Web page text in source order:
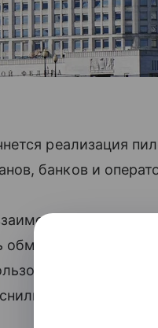
реализация
банков и
обмен информацией
в